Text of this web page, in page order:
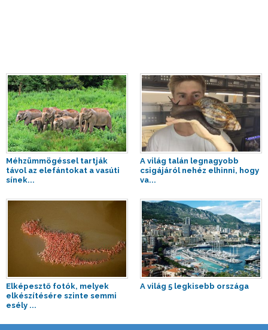
Méhzümmögéssel tartják
távol az elefántokat a vasúti
sínek...
A világ talán legnagyobb
csigájáról nehéz elhinni, hogy
va...
Elképesztő fotók, melyek
elkészítésére szinte semmi
esély ...
A világ 5 legkisebb országa